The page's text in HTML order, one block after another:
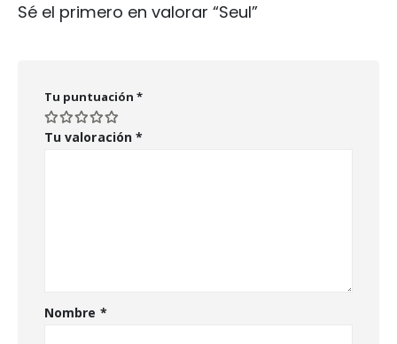
Sé el primero en valorar “Seul”
Tu puntuación *
Tu valoración *
Nombre *